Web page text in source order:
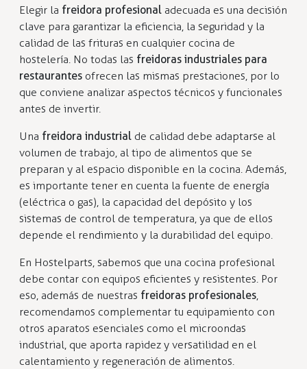
Elegir la freidora profesional adecuada es una decisión
clave para garantizar la eficiencia, la seguridad y la
calidad de las frituras en cualquier cocina de
hostelería. No todas las freidoras industriales para
restaurantes ofrecen las mismas prestaciones, por lo
que conviene analizar aspectos técnicos y funcionales
antes de invertir.
Una freidora industrial de calidad debe adaptarse al
volumen de trabajo, al tipo de alimentos que se
preparan y al espacio disponible en la cocina. Además,
es importante tener en cuenta la fuente de energía
(eléctrica o gas), la capacidad del depósito y los
sistemas de control de temperatura, ya que de ellos
depende el rendimiento y la durabilidad del equipo.
En Hostelparts, sabemos que una cocina profesional
debe contar con equipos eficientes y resistentes. Por
eso, además de nuestras freidoras profesionales,
recomendamos complementar tu equipamiento con
otros aparatos esenciales como el microondas
industrial, que aporta rapidez y versatilidad en el
calentamiento y regeneración de alimentos.